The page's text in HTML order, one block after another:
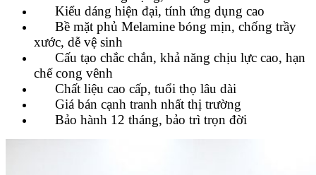
Kiểu dáng hiện đại, tính ứng dụng cao
Bề mặt phủ Melamine bóng mịn, chống trầy
xước, dễ vệ sinh
Cấu tạo chắc chắn, khả năng chịu lực cao, hạn
chế cong vênh
Chất liệu cao cấp, tuổi thọ lâu dài
Giá bán cạnh tranh nhất thị trường
Bảo hành 12 tháng, bảo trì trọn đời